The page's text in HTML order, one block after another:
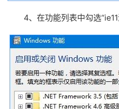
4、在功能列表中勾选“ie11